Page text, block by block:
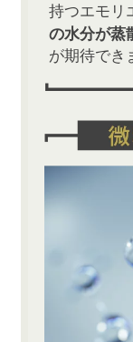
持つエモリ
の水分が蒸
が期待でき